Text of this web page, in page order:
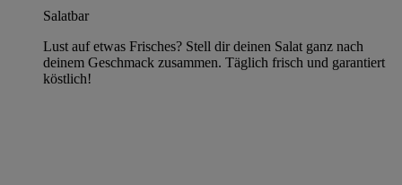
Salatbar
Lust auf etwas Frisches? Stell dir deinen Salat ganz nach
deinem Geschmack zusammen. Täglich frisch und garantiert
köstlich!